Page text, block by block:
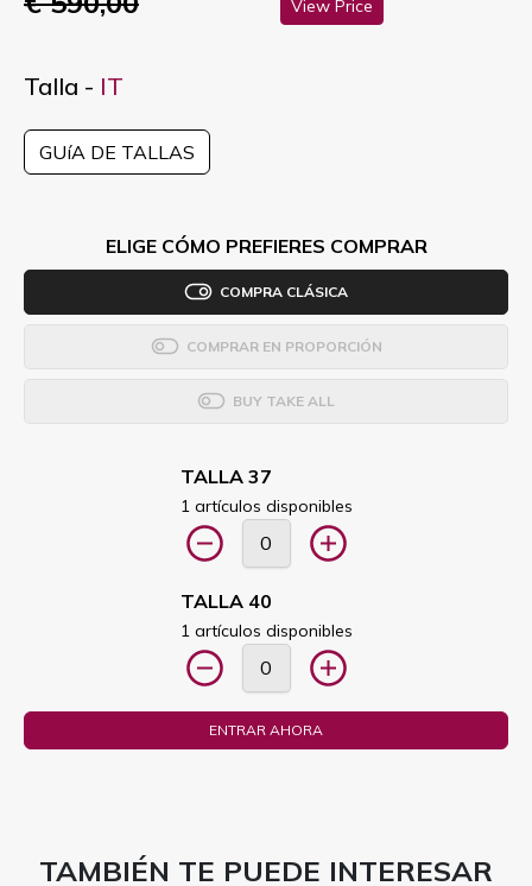
View Price
Talla - IT
GUíA DE TALLAS
ELIGE CÓMO PREFIERES COMPRAR
COMPRA CLÁSICA
COMPRAR EN PROPORCIÓN
BUY TAKE ALL
TALLA 37
1 artículos disponibles
TALLA 40
1 artículos disponibles
ENTRAR AHORA
TAMBIÉN TE PUEDE INTERESAR